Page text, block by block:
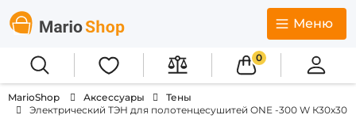
Меню
0
MarioShop Аксессуары
Тены
Электрический ТЭН для полотенцесушитей ONE -300 W К30х30